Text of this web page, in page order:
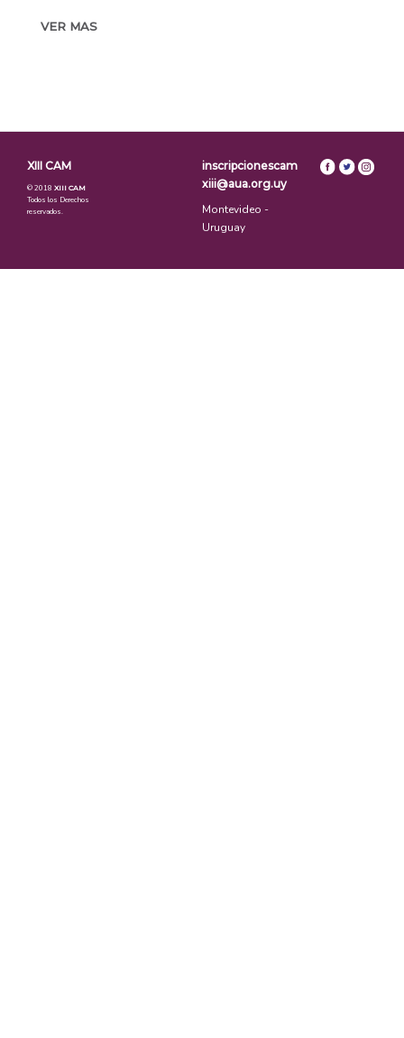
VER MAS
XIII CAM
© 2018XIII CAM
Todos los Derechos
reservados.
inscripcionescam
xiii@aua.org.uy
Montevideo -
Uruguay